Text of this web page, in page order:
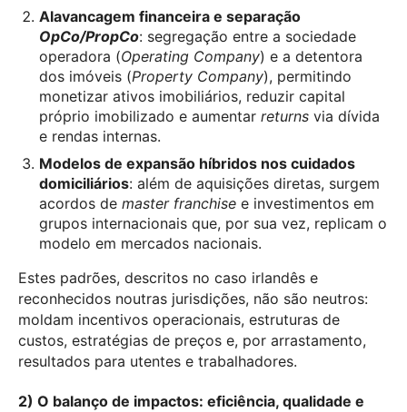
Alavancagem financeira e separação
OpCo/PropCo: segregação entre a sociedade
operadora (Operating Company) e a detentora
dos imóveis (Property Company), permitindo
monetizar ativos imobiliários, reduzir capital
próprio imobilizado e aumentarreturns via dívida
e rendas internas.
Modelos de expansão híbridos nos cuidados
domiciliários: além de aquisições diretas, surgem
acordos demaster franchise e investimentos em
grupos internacionais que, por sua vez, replicam o
modelo em mercados nacionais.
Estes padrões, descritos no caso irlandês e
reconhecidos noutras jurisdições, não são neutros:
moldam incentivos operacionais, estruturas de
custos, estratégias de preços e, por arrastamento,
resultados para utentes e trabalhadores.
2) O balanço de impactos: eficiência, qualidade e